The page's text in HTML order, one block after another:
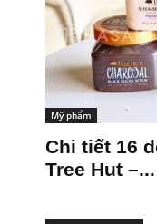
Mỹ phẩm
Chi tiết 16
Tree Hut –...